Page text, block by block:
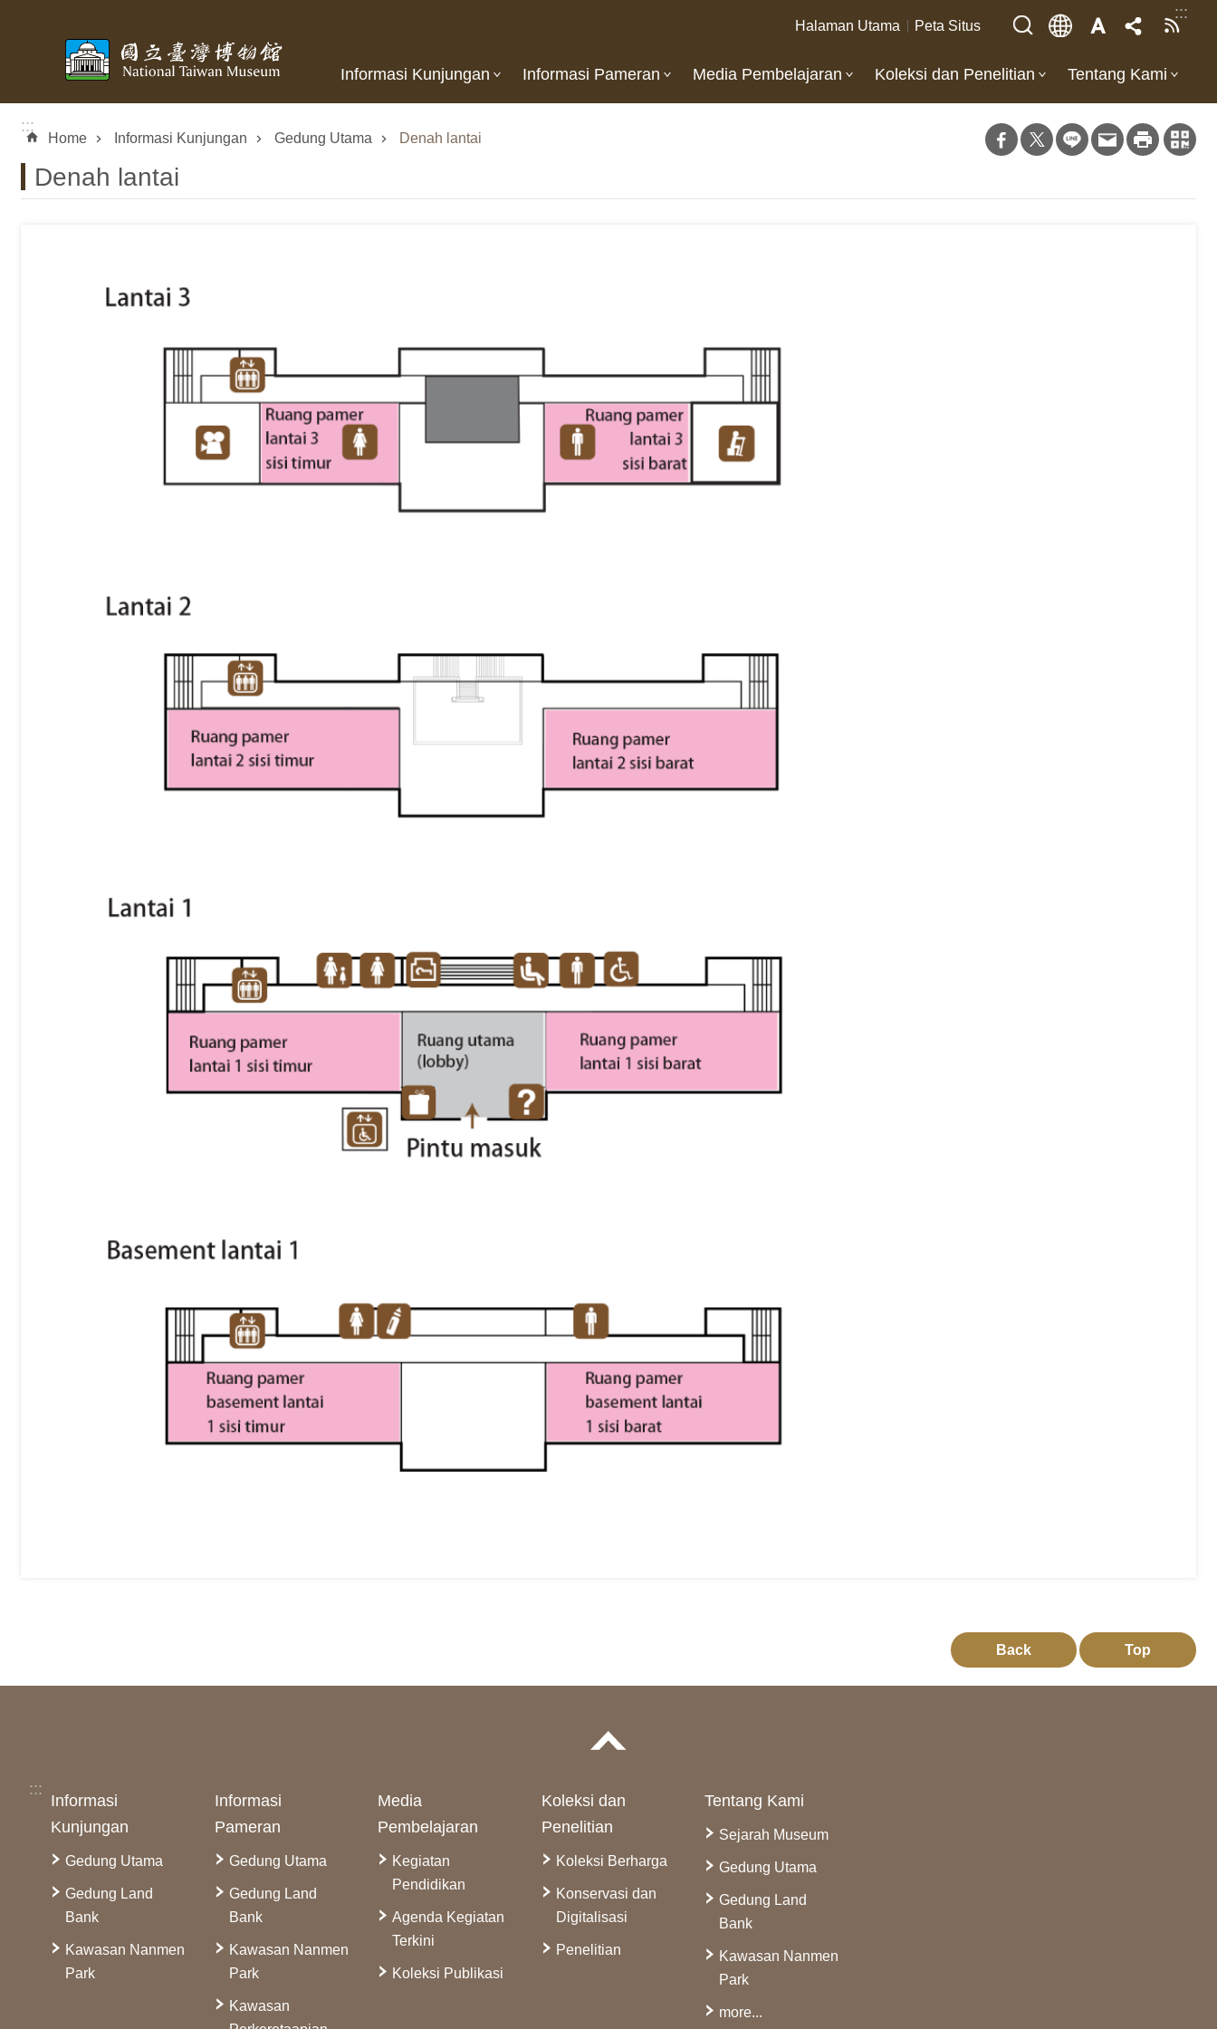
:::
Halaman Utama Peta Situs
Informasi Kunjungan Informasi Pameran Media Pembelajaran Koleksi dan Penelitian Tentang Kami
:::
Home Informasi Kunjungan Gedung Utama Denah lantai
Denah lantai
Back Top
:::
Informasi
Kunjungan
Gedung Utama
Gedung Land
Bank
Kawasan Nanmen
Park
Informasi
Pameran
Gedung Utama
Gedung Land
Bank
Kawasan Nanmen
Park
Kawasan
Media
Pembelajaran
Kegiatan
Pendidikan
Agenda Kegiatan
Terkini
Koleksi Publikasi
Koleksi dan
Penelitian
Koleksi Berharga
Konservasi dan
Digitalisasi
Penelitian
Tentang Kami
Sejarah Museum
Gedung Utama
Gedung Land
Bank
Kawasan Nanmen
Park
more...